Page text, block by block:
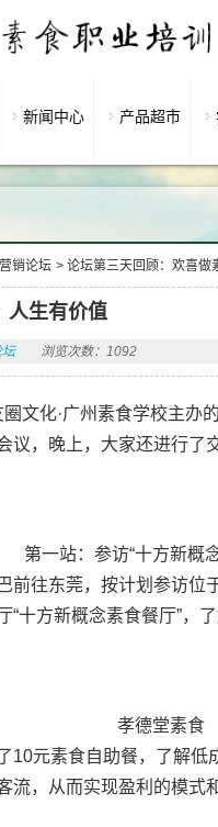
新闻中心 产品超市
销论坛 > 论坛第三天回顾：欢喜做
人生有价值
坛 浏览次数：1092
圈文化·广州素食学校主办
议，晚上，大家还进行了
第一站：参访“十方新概
前往东莞，按计划参访位
十方新概念素食餐厅”，
孝德堂素食
10元素食自助餐，了解
流，从而实现盈利的模式